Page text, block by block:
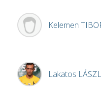
Kelemen
Lakatos